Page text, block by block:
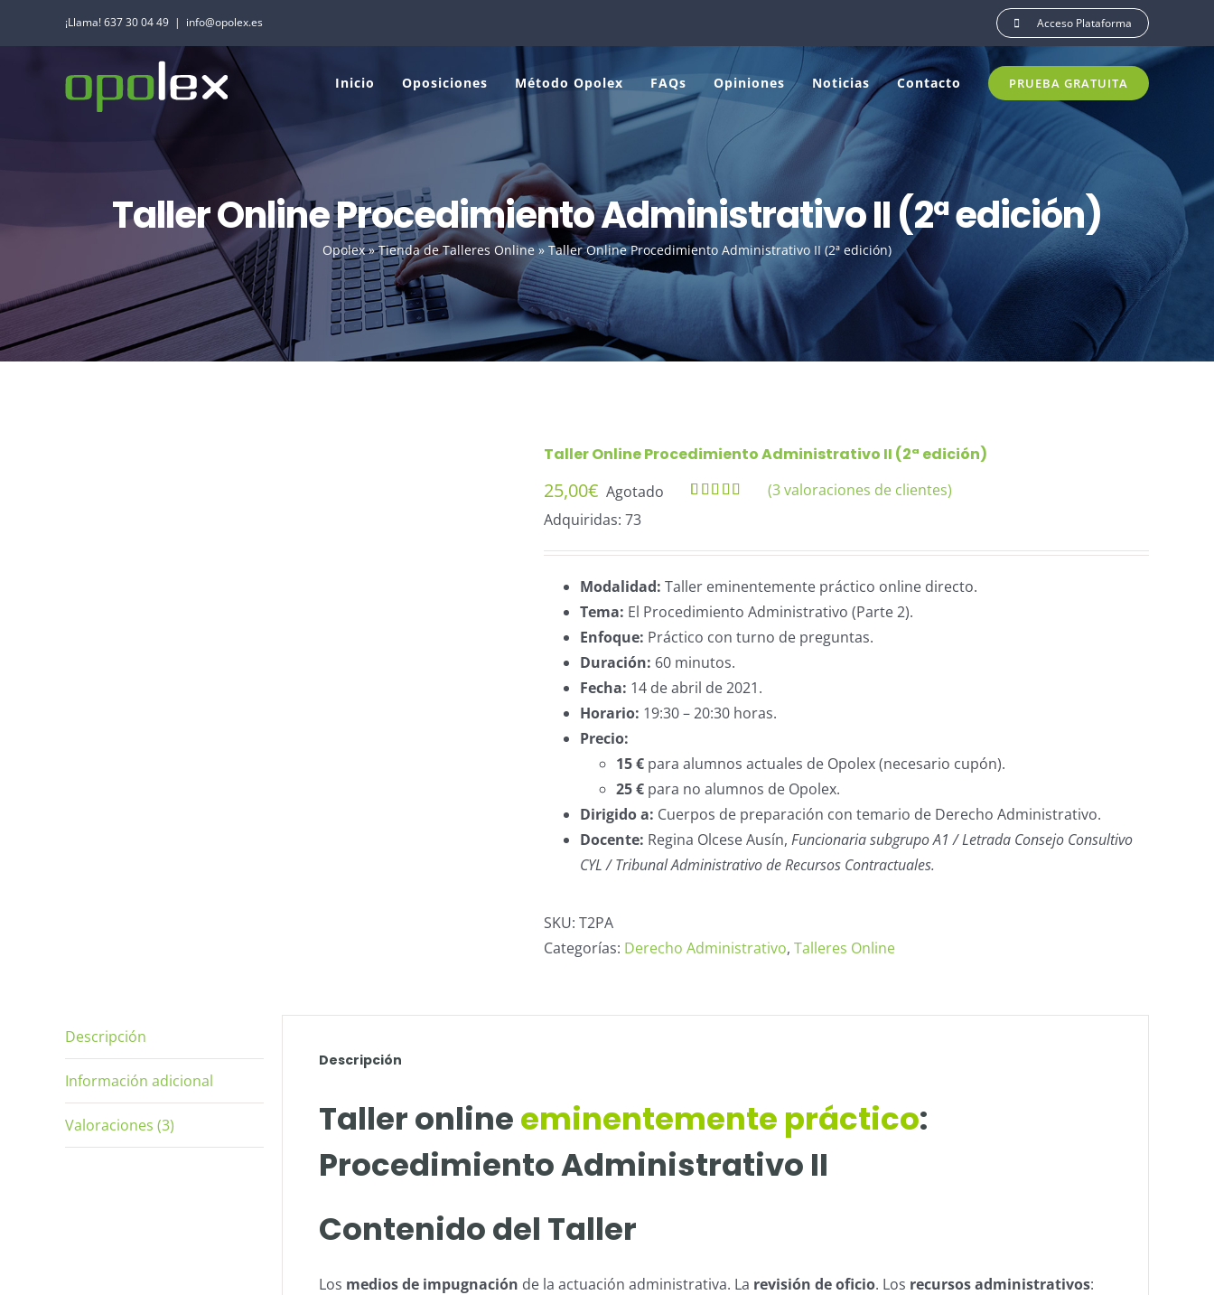
¡Llama! 637 30 04 49 | info@opolex.es Acceso Plataforma
Inicio Oposiciones Método Opolex FAQs Opiniones Noticias Contacto PRUEBA GRATUITA
Taller Online Procedimiento Administrativo II (2ª edición)
Opolex»Tienda de Talleres Online» Taller Online Procedimiento Administrativo II (2ª edición)
Taller Online Procedimiento Administrativo II (2ª edición)
25,00€ Agotado
puntuaciones
(3valoraciones de clientes)
Adquiridas: 73
Modalidad: Taller eminentemente práctico online directo.
Tema: El Procedimiento Administrativo (Parte 2).
Enfoque: Práctico con turno de preguntas.
Duración: 60 minutos.
Fecha: 14 de abril de 2021.
Horario: 19:30 – 20:30 horas.
Precio:
15 € para alumnos actuales de Opolex (necesario cupón).
25 € para no alumnos de Opolex.
Dirigido a: Cuerpos de preparación con temario de Derecho Administrativo.
Docente: Regina Olcese Ausín, Funcionaria subgrupo A1 / Letrada Consejo Consultivo
CYL / Tribunal Administrativo de Recursos Contractuales.
SKU: T2PA
Categorías: Derecho Administrativo, Talleres Online
Descripción
Información adicional
Valoraciones (3)
Descripción
Taller onlineeminentemente práctico:
Procedimiento Administrativo II
Contenido del Taller
Los medios de impugnación de la actuación administrativa. La revisión de oficio. Los recursos administrativos: